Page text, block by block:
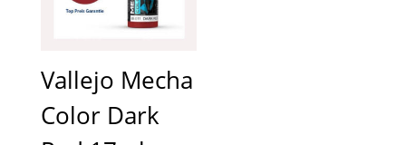
Vallejo Mecha
Color Dark